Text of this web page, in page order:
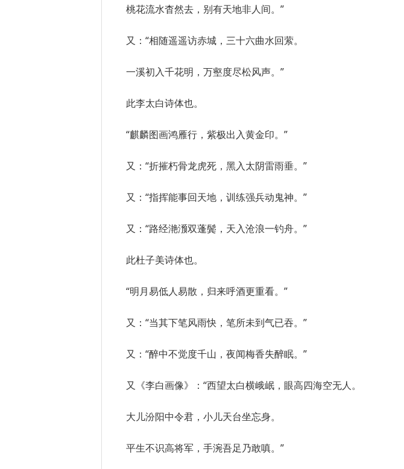
桃花流水杳然去，别有天地非人间。”
又：“相随遥遥访赤城，三十六曲水回萦。
一溪初入千花明，万壑度尽松风声。”
此李太白诗体也。
“麒麟图画鸿雁行，紫极出入黄金印。”
又：“折摧朽骨龙虎死，黑入太阴雷雨垂。”
又：“指挥能事回天地，训练强兵动鬼神。”
又：“路经滟滪双蓬鬓，天入沧浪一钓舟。”
此杜子美诗体也。
“明月易低人易散，归来呼酒更重看。”
又：“当其下笔风雨快，笔所未到气已吞。”
又：“醉中不觉度千山，夜闻梅香失醉眠。”
又《李白画像》：“西望太白横峨岷，眼高四海空无人。
大儿汾阳中令君，小儿天台坐忘身。
平生不识高将军，手涴吾足乃敢嗔。”